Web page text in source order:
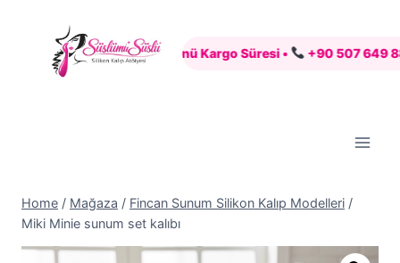
content
Alışveriş • 7 İş Günü Kargo Süresi • +90 507 649 88 83 •
Home / Mağaza / Fincan Sunum Silikon Kalıp Modelleri /
Miki Minie sunum set kalıbı